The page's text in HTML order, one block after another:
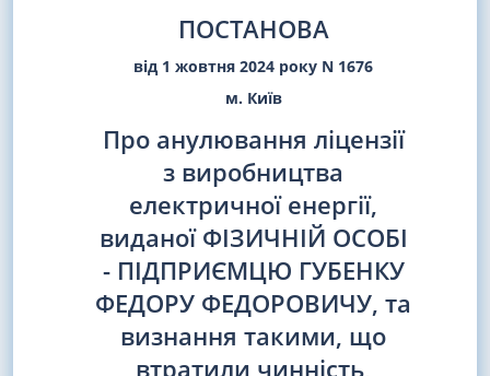
ПОСТАНОВА
від 1 жовтня 2024 року N 1676
м. Київ
Про анулювання ліцензії
з виробництва
електричної енергії,
виданої ФІЗИЧНІЙ ОСОБІ
- ПІДПРИЄМЦЮ ГУБЕНКУ
ФЕДОРУ ФЕДОРОВИЧУ, та
визнання такими, що
втратили чинність,